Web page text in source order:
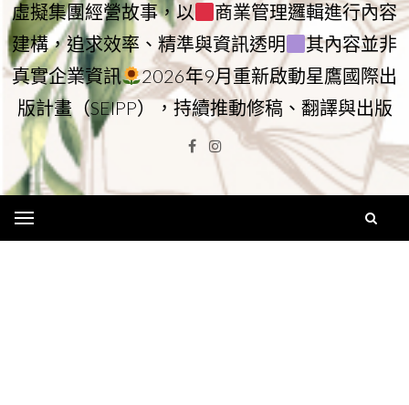
虛擬集團經營故事，以
商業管理邏輯進行內容
建構，追求效率、精準與資訊透明
其內容並非
真實企業資訊
2026年9月重新啟動星鷹國際出
版計畫（SEIPP），持續推動修稿、翻譯與出版
Facebook
Instagram